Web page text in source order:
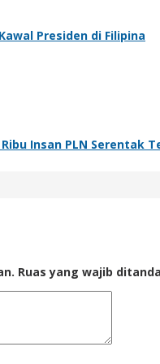
Presiden di Filipina
Insan PLN Serentak
Ruas yang wajib